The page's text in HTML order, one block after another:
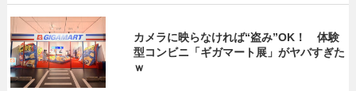
カメラに映らなければ“盗み”OK！ 体験
型コンビニ「ギガマート展」がヤバすぎた
ｗ